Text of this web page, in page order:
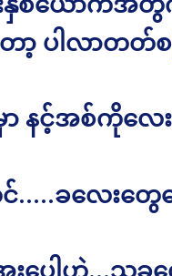
ာ့ ပါလာတတ်စ
ာ နင့်အစ်ကိုလ
…..ခလေးတွေ